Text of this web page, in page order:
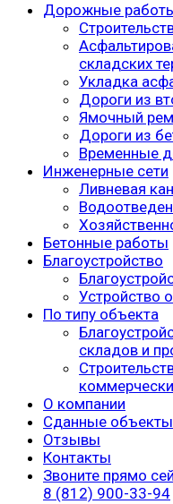
Дорожные
складских
Укладка
Дороги из
Ямочный
Дороги из
Временные
Инженерные сети
Ливневая
Бетонные работы
Благоустройство
Устройство
По типу объекта
складов и
О компании
Сданные объекты
Отзывы
Контакты
Звоните прямо
8 (812) 900-33-94